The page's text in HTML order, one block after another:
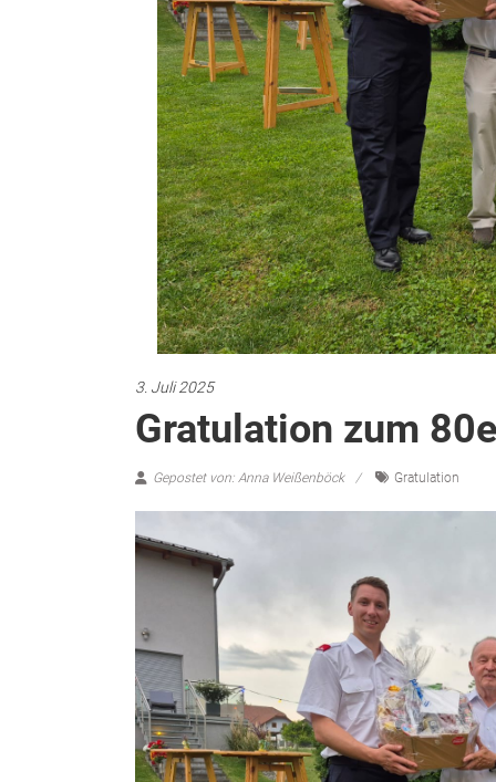
3. Juli 2025
Gratulation zum
Gepostet von: Anna Weißenböck Gratulation